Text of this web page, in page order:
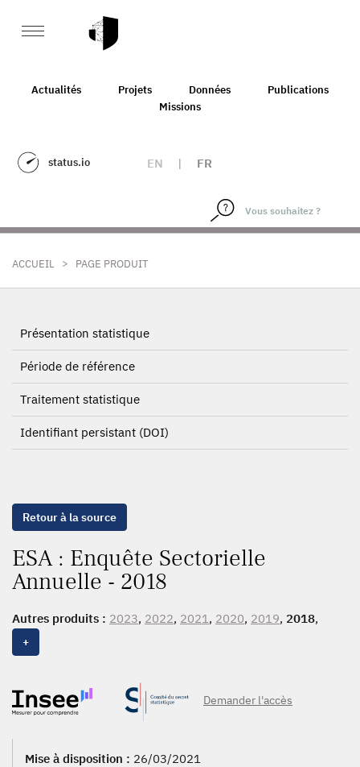
Actualités Projets Données
Publications
Missions
status.io EN | FR
ACCUEIL > PAGE PRODUIT
Présentation statistique
Période de référence
Traitement statistique
Identifiant persistant (DOI)
Retour à la source
ESA : Enquête Sectorielle
Annuelle - 2018
Autres produits : 2023, 2022, 2021, 2020, 2019, 2018,
2017
+
Demander l'accès
Mise à disposition : 26/03/2021